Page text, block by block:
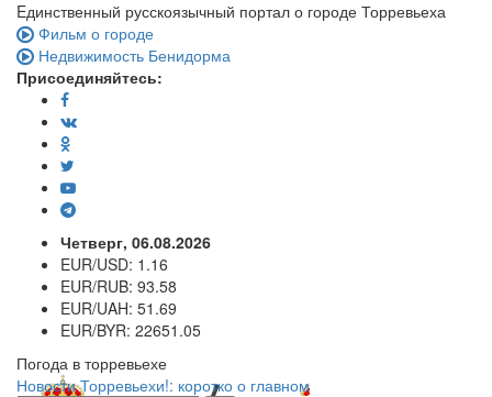
Eдинственный русскоязычный портал о городе Торревьеха
Фильм о городе
Недвижимость Бенидорма
Присоединяйтесь:
Четверг, 06.08.2026
EUR/USD: 1.16
EUR/RUB: 93.58
EUR/UAH: 51.69
EUR/BYR: 22651.05
Погода в торревьехе
Новости Торревьехи!: коротко о главном